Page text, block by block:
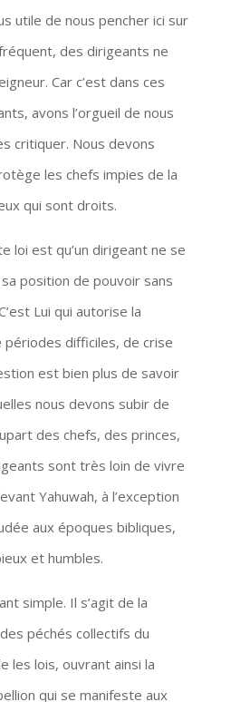
utile de nous pencher ici sur
des dirigeants ne
Car c’est dans ces
avons l’orgueil de nous
critiquer. Nous devons
les chefs impies de la
qui sont droits.
loi est qu’un dirigeant ne se
position de pouvoir sans
Lui qui autorise la
difficiles, de crise
est bien plus de savoir
nous devons subir de
des chefs, des princes,
sont très loin de vivre
Yahuwah, à l’exception
aux époques bibliques,
et humbles.
simple. Il s’agit de la
péchés collectifs du
les lois, ouvrant ainsi la
qui se manifeste aux